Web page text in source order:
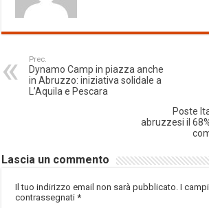
Prec.
Dynamo Camp in piazza anche
in Abruzzo: iniziativa solidale a
L’Aquila e Pescara
Poste
abruzzesi il
Lascia un commento
Il tuo indirizzo email non sarà pubblicato. I
contrassegnati*